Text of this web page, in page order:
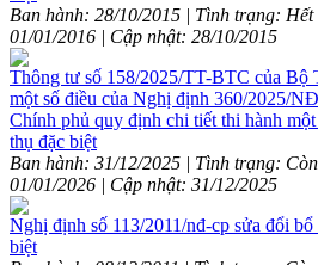
Ban hành: 28/10/2015 | Tình trạng:
01/01/2016 | Cập nhật: 28/10/2015
Thông tư số 158/2025/TT-BTC của Bộ
một số điều của Nghị định 360/2025/
Chính phủ quy định chi tiết thi hành
thụ đặc biệt
Ban hành: 31/12/2025 | Tình trạng:
01/01/2026 | Cập nhật: 31/12/2025
Nghị định số 113/2011/nđ-cp sửa đổi
biệt